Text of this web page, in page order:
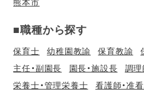
熊本市
■職種から探す
保育士 幼稚園教諭 保育教諭
主任・副園長
園長・施設長
調理
栄養士・管理栄養士
看護師・准